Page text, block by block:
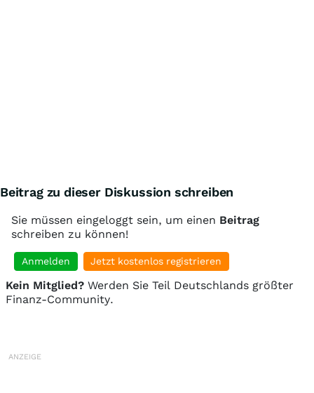
Beitrag zu dieser Diskussion schreiben
Sie müssen eingeloggt sein, um einen Beitrag
schreiben zu können!
Anmelden Jetzt kostenlos registrieren
Kein Mitglied? Werden Sie Teil Deutschlands größter
Finanz-Community.